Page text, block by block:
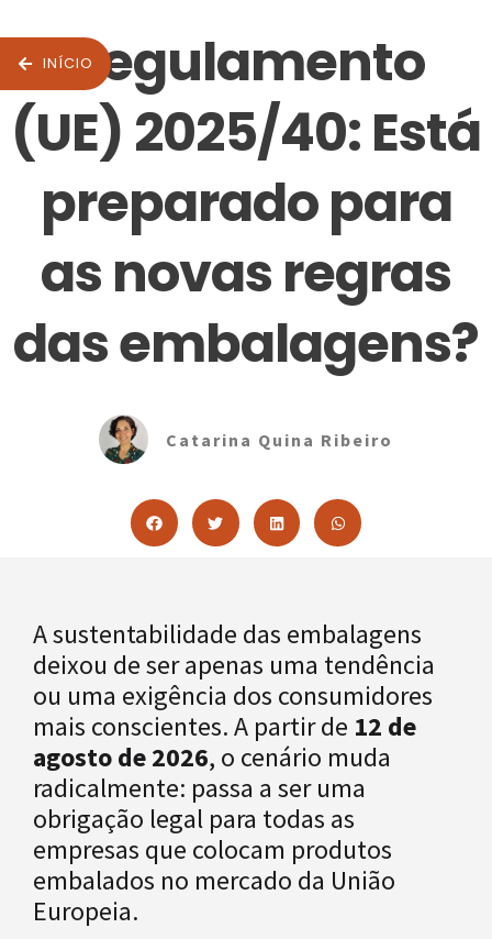
INÍCIORegulamento
(UE) 2025/40: Está
preparado para
as novas regras
das embalagens?
Catarina Quina Ribeiro
A sustentabilidade das embalagens
deixou de ser apenas uma tendência
ou uma exigência dos consumidores
mais conscientes. A partir de 12 de
agosto de 2026, o cenário muda
radicalmente: passa a ser uma
obrigação legal para todas as
empresas que colocam produtos
embalados no mercado da União
Europeia.